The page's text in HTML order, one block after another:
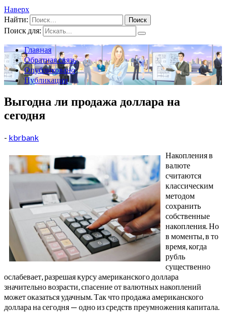
Наверх
Найти:
Поиск для:
Главная
Обратная связь
Опубликовано
Публикации
Выгодна ли продажа доллара на
сегодня
- kbrbank
Накопления в
валюте
считаются
классическим
методом
сохранить
собственные
накопления. Но
в моменты, в то
время, когда
рубль
существенно
ослабевает, разрешая курсу американского доллара
значительно возрасти, спасение от валютных накоплений
может оказаться удачным. Так что продажа американского
доллара на сегодня — одно из средств преумножения капитала.